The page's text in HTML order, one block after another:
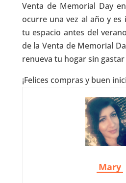
Venta de Memorial Day
ocurre una vez al año y
tu espacio antes del
de la Venta de Memorial
renueva tu hogar sin gastar
¡Felices compras y buen
Mary